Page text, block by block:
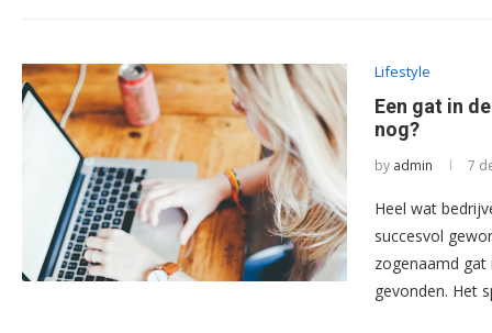
Lifestyle
Een gat in
nog?
by admin 7
Heel wat
succesvol
zogenaamd
gevonden. Het